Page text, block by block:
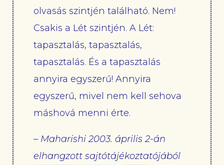
olvasás szintjén található. Nem!
Csakis a Lét szintjén. A Lét:
tapasztalás, tapasztalás,
tapasztalás. És a tapasztalás
annyira egyszerű! Annyira
egyszerű, mivel nem kell sehova
máshová menni érte.
– Maharishi 2003. április 2-án
elhangzott sajtótájékoztatójából